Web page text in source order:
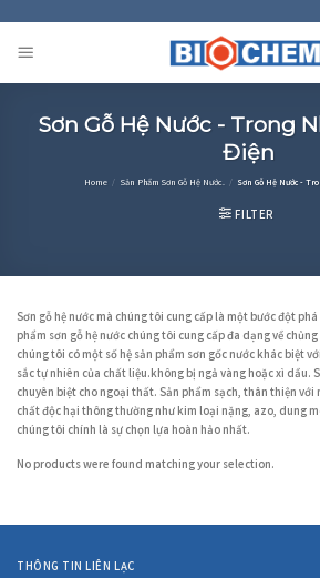
to
content
Sơn Gỗ Hệ Nước - Trong
Điện
Home / Sản Phẩm Sơn Gỗ Hệ Nước. / Sơn Gỗ Hệ Nước -
FILTER
Sơn gỗ hệ nước mà chúng tôi cung cấp là một bước đột
phẩm sơn gỗ hệ nước chúng tôi cung cấp đa dạng về
chúng tôi có một số hệ sản phẩm sơn gốc nước khác biệt
sắc tự nhiên của chất liệu.không bị ngả vàng hoặc xì dầu.
chuyên biệt cho ngoại thất. Sản phẩm sạch, thân thiện với
chất độc hại thông thường như kim loại nặng, azo, dung
chúng tôi chính là sự chọn lựa hoàn hảo nhất.
No products were found matching your selection.
THÔNG TIN LIÊN LẠC